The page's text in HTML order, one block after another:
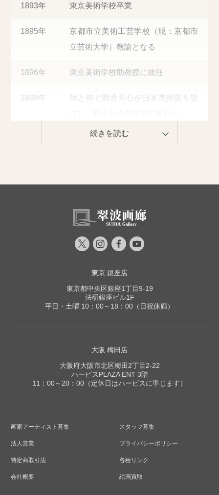
1893年 東京美術学校卒業
1895年
京都市立美術工芸学校（現：京都市
立芸術大学）教諭となる
1896年 東京美術学校助教授に就任
1898年
師と仰ぐ岡倉天心が日本美術院を設
官営の「文展」（文部省美術展覧
東京 銀座店
東京都中央区銀座1丁目9-19
法研銀座ビル1F
平日・土曜 10：00～18：00（日祝休廊）
大阪 梅田店
大阪府大阪市北区梅田2丁目2-22
ハービスPLAZA ENT 3階
11：00～20：00（定休日はハービスに準じます）
画家アーティスト募集 スタッフ募集
法人営業 プライバシーポリシー
特定商取引法 各種リンク
会社概要 絵画買取